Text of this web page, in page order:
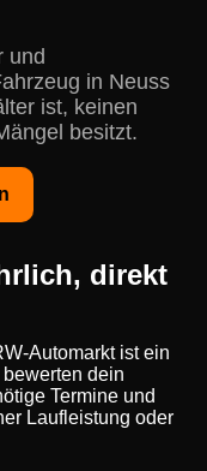
und
in Neuss
ist, keinen
besitzt.
direkt
Automarkt ist ein
dein
Termine und
Laufleistung oder